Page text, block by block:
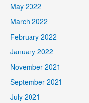
May 2022
March 2022
February 2022
January 2022
November 2021
September 2021
July 2021